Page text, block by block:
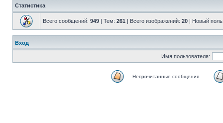
Статистика
Всего сообщений: 949 | Тем: 261 | Всего изображений: 20 | Новый
Вход
Имя пользователя:
Непрочитанные сообщения